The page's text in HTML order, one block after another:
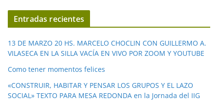
í
d
e
o
Entradas recientes
13 DE MARZO 20 HS. MARCELO CHOCLIN CON GUILLERMO A.
VILASECA EN LA SILLA VACÍA EN VIVO POR ZOOM Y YOUTUBE
Como tener momentos felices
«CONSTRUIR, HABITAR Y PENSAR LOS GRUPOS Y EL LAZO
SOCIAL» TEXTO PARA MESA REDONDA en la Jornada del IIG